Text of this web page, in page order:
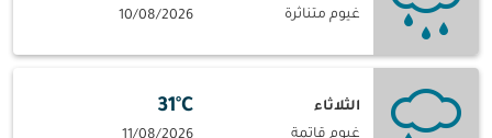
غيوم متناثرة
10/08/2026
الثلاثاء
غيوم قاتمة
31°C